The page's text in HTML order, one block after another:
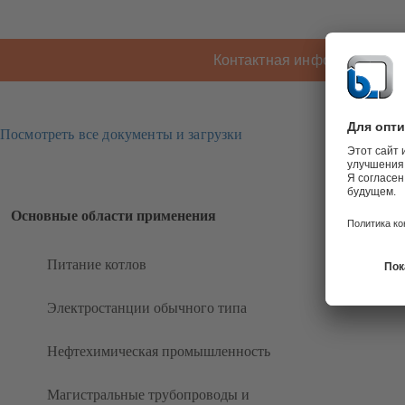
Контактная информация
Посмотреть все документы и загрузки
Основные области применения
Питание котлов
Электростанции обычного типа
Нефтехимическая промышленность
Магистральные трубопроводы и